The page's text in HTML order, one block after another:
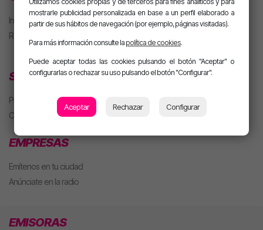
Iniciar sesión
Regístrate
SECCIONES
Playlist
Concursos
EMPRESAS
Emítenos en tu ciudad
Anúnciate en la radio
EMISORAS
mostrarle publicidad personalizada en base a un perfil elaborado a
partir de sus hábitos de navegación (por ejemplo, páginas visitadas).
Para más información consulte la política de cookies.
Puede aceptar todas las cookies pulsando el botón "Aceptar" o
configurarlas o rechazar su uso pulsando el botón "Configurar".
Aceptar Rechazar Configurar